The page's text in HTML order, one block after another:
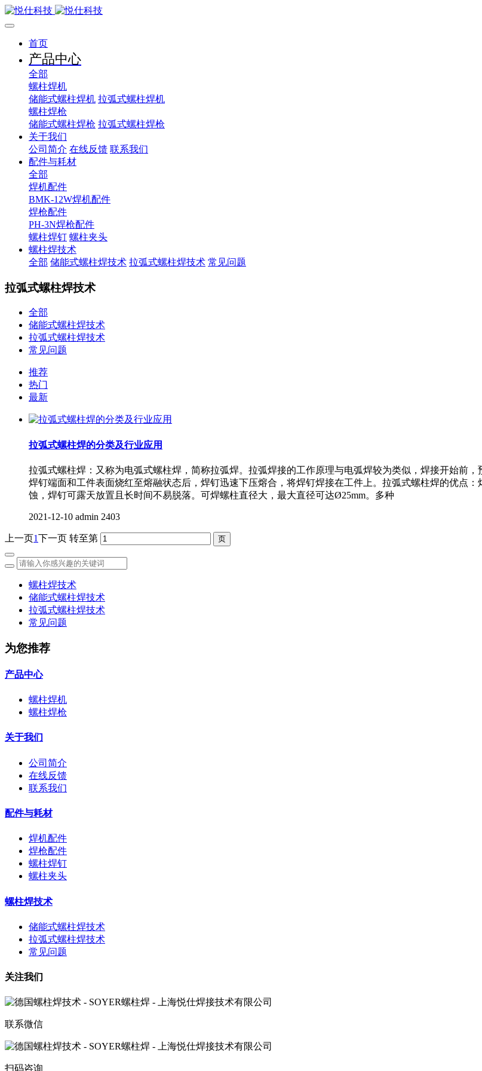
首页
产品中心
全部
螺柱焊机
储能式螺柱焊机 拉弧式螺柱焊机
螺柱焊枪
储能式螺柱焊枪 拉弧式螺柱焊枪
关于我们
公司简介 在线反馈 联系我们
配件与耗材
全部
焊机配件
BMK-12W焊机配件
焊枪配件
PH-3N焊枪配件
螺柱焊钉 螺柱夹头
螺柱焊技术
全部 储能式螺柱焊技术 拉弧式螺柱焊技术 常见问题
拉弧式螺柱焊技术
全部
储能式螺柱焊技术
拉弧式螺柱焊技术
常见问题
推荐
热门
最新
拉弧式螺柱焊的分类及行业应用
拉弧式螺柱焊：又称为电弧式螺柱焊，简称拉弧焊。拉弧焊接的工作原理与电弧焊较为类似，焊接开始前
焊钉端面和工件表面烧红至熔融状态后，焊钉迅速下压熔合，将焊钉焊接在工件上。拉弧式螺柱焊的优点
蚀，焊钉可露天放置且长时间不易脱落。可焊螺柱直径大，最大直径可达Ø25mm。多种
2021-12-10 admin 2403
上一页1下一页 转至第
螺柱焊技术
储能式螺柱焊技术
拉弧式螺柱焊技术
常见问题
为您推荐
产品中心
螺柱焊机
螺柱焊枪
关于我们
公司简介
在线反馈
联系我们
配件与耗材
焊机配件
焊枪配件
螺柱焊钉
螺柱夹头
螺柱焊技术
储能式螺柱焊技术
拉弧式螺柱焊技术
常见问题
关注我们
联系微信
扫码咨询